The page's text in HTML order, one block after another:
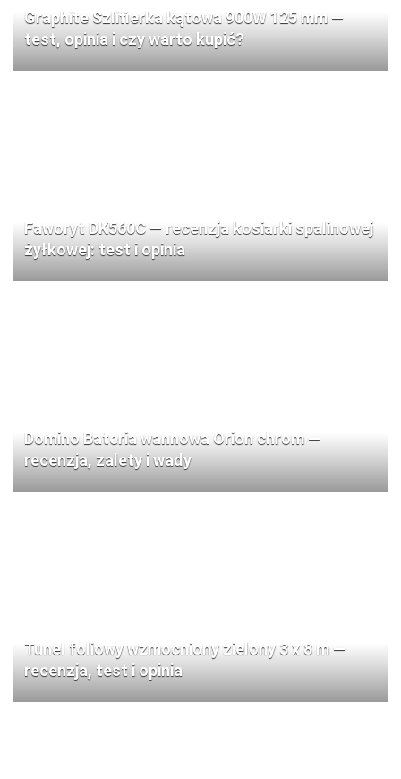
Graphite Szlifierka kątowa 900W 125 mm —
test, opinia i czy warto kupić?
Faworyt DK560C — recenzja kosiarki spalinowej
żyłkowej: test i opinia
Domino Bateria wannowa Orion chrom —
recenzja, zalety i wady
Tunel foliowy wzmocniony zielony 3 x 8 m —
recenzja, test i opinia